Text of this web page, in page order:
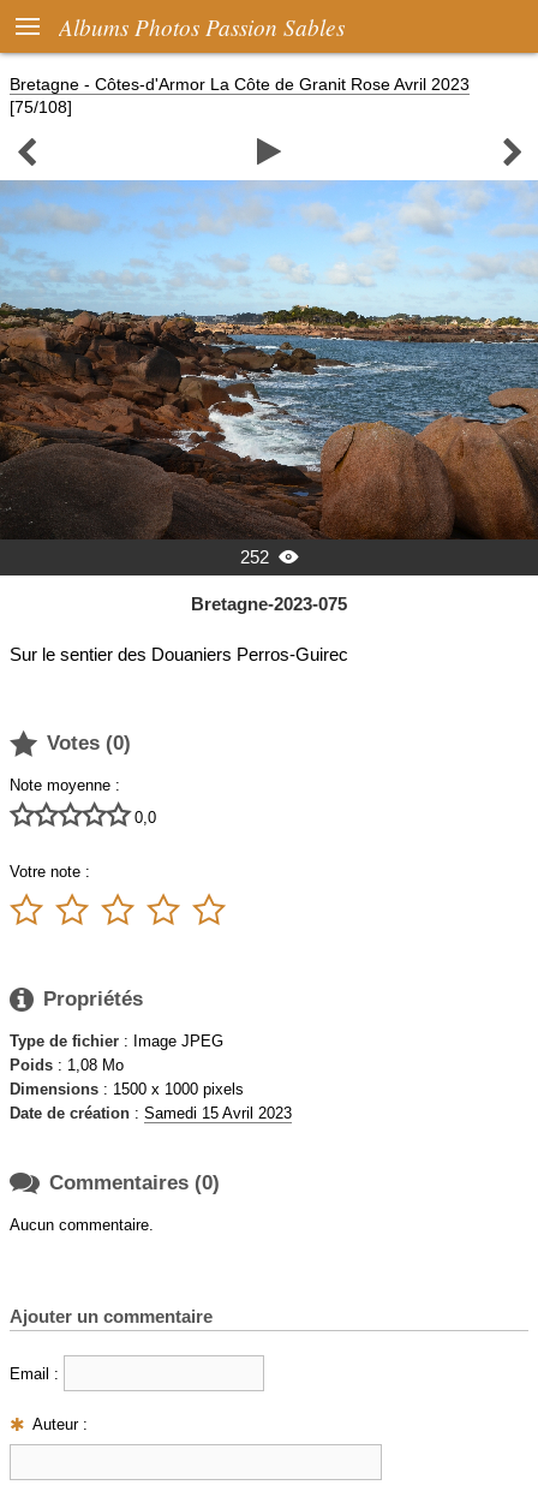
 Albums Photos Passion Sables
Bretagne - Côtes-d'Armor La Côte de Granit Rose Avril 2023
[75/108]
  
252 
Bretagne-2023-075
Sur le sentier des Douaniers Perros-Guirec
 Votes (0)
Note moyenne :
 0,0
Votre note :
    
 Propriétés
Type de fichier : Image JPEG
Poids : 1,08 Mo
Dimensions : 1500 x 1000 pixels
Date de création : Samedi 15 Avril 2023
 Commentaires (0)
Aucun commentaire.
Ajouter un commentaire
Email :
Auteur :